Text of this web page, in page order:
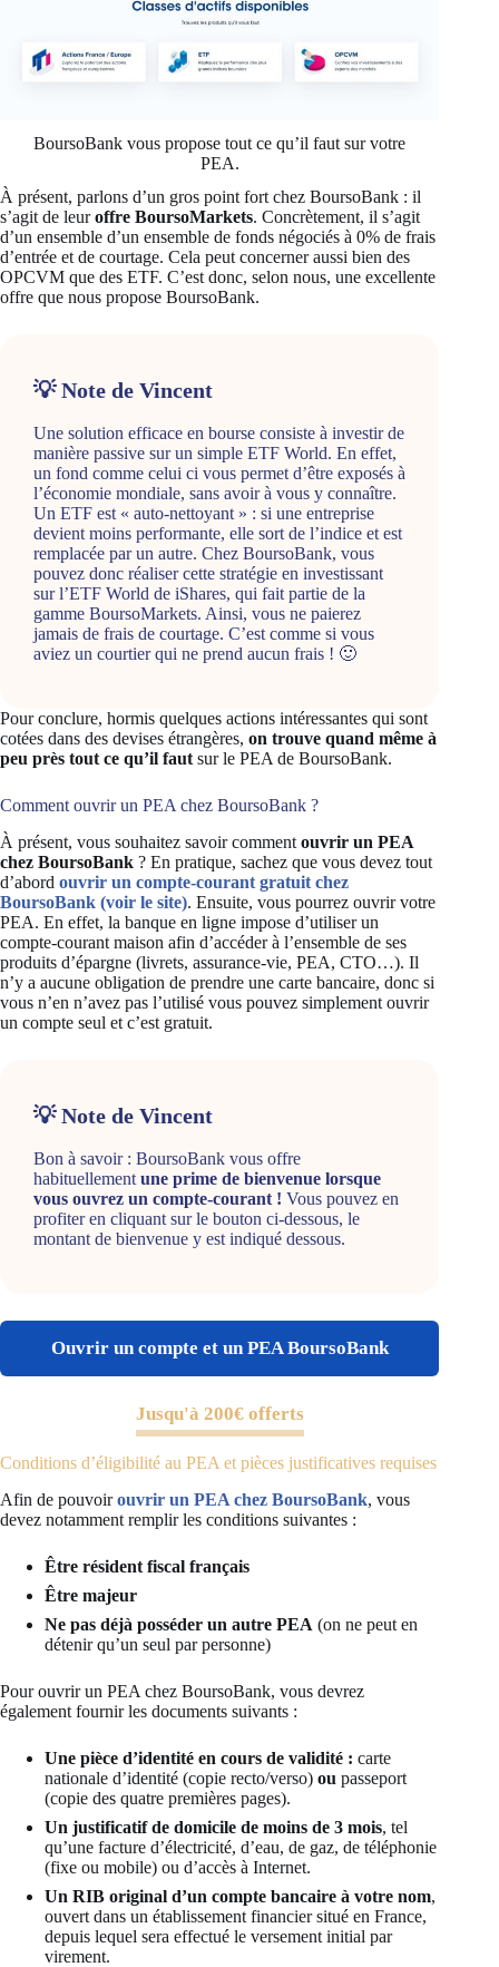
BoursoBank vous propose tout ce qu’il faut sur votre
PEA.
À présent, parlons d’un gros point fort chez BoursoBank : il
s’agit de leuroffre BoursoMarkets. Concrètement, il s’agit
d’un ensemble d’un ensemble de fonds négociés à 0% de frais
d’entrée et de courtage. Cela peut concerner aussi bien des
OPCVM que des ETF. C’est donc, selon nous, une excellente
offre que nous propose BoursoBank.
💡 Note de Vincent
Une solution efficace en bourse consiste à investir de
manière passive sur un simple ETF World. En effet,
un fond comme celui ci vous permet d’être exposés à
l’économie mondiale, sans avoir à vous y connaître.
Un ETF est « auto-nettoyant » : si une entreprise
devient moins performante, elle sort de l’indice et est
remplacée par un autre. Chez BoursoBank, vous
pouvez donc réaliser cette stratégie en investissant
sur l’ETF World de iShares, qui fait partie de la
gamme BoursoMarkets. Ainsi, vous ne paierez
jamais de frais de courtage. C’est comme si vous
aviez un courtier qui ne prend aucun frais ! 🙂
Pour conclure, hormis quelques actions intéressantes qui sont
cotées dans des devises étrangères, on trouve quand même à
peu près tout ce qu’il faut sur le PEA de BoursoBank.
Comment ouvrir un PEA chez BoursoBank ?
À présent, vous souhaitez savoir comment ouvrir un PEA
chez BoursoBank ? En pratique, sachez que vous devez tout
d’abord ouvrir un compte-courant gratuit chez
BoursoBank (voir le site). Ensuite, vous pourrez ouvrir votre
PEA. En effet, la banque en ligne impose d’utiliser un
compte-courant maison afin d’accéder à l’ensemble de ses
produits d’épargne (livrets, assurance-vie, PEA, CTO…). Il
n’y a aucune obligation de prendre une carte bancaire, donc si
vous n’en n’avez pas l’utilisé vous pouvez simplement ouvrir
un compte seul et c’est gratuit.
💡 Note de Vincent
Bon à savoir : BoursoBank vous offre
habituellement une prime de bienvenue lorsque
vous ouvrez un compte-courant ! Vous pouvez en
profiter en cliquant sur le bouton ci-dessous, le
montant de bienvenue y est indiqué dessous.
Ouvrir un compte et un PEA BoursoBank
Jusqu'à 200€ offerts
Conditions d’éligibilité au PEA et pièces justificatives requises
Afin de pouvoirouvrir un PEA chez BoursoBank, vous
devez notamment remplir les conditions suivantes :
Être résident fiscal français
Être majeur
Ne pas déjà posséder un autre PEA (on ne peut en
détenir qu’un seul par personne)
Pour ouvrir un PEA chez BoursoBank, vous devrez
également fournir les documents suivants :
Une pièce d’identité en cours de validité : carte
nationale d’identité (copie recto/verso) ou passeport
(copie des quatre premières pages).
Un justificatif de domicile de moins de 3 mois, tel
qu’une facture d’électricité, d’eau, de gaz, de téléphonie
(fixe ou mobile) ou d’accès à Internet.
Un RIB original d’un compte bancaire à votre nom,
ouvert dans un établissement financier situé en France,
depuis lequel sera effectué le versement initial par
virement.